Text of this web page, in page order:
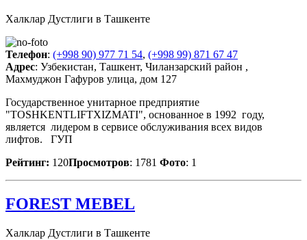
Халклар Дустлиги в Ташкенте
Телефон: (+998 90) 977 71 54, (+998 99) 871 67 47
Адрес: Узбекистан, Ташкент, Чиланзарский район ,
Махмуджон Гафуров улица, дом 127
Государственное унитарное предприятие
"TOSHKENTLIFTXIZMATI", основанное в 1992 году,
является лидером в сервисе обслуживания всех видов
лифтов. ГУП
Рейтинг: 120Просмотров: 1781 Фото: 1
FOREST MEBEL
Халклар Дустлиги в Ташкенте